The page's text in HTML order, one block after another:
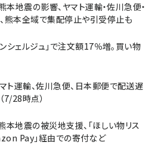
本地震の影響、ヤマト運輸・佐川急便・
熊本全域で集配停止や引受停止も
シェルジュ」で注文額17％増。買い物
ト運輸、佐川急便、日本郵便で配送遅
28時点）
地震の被災地支援、「ほしい物リス
Pay」経由での寄付など